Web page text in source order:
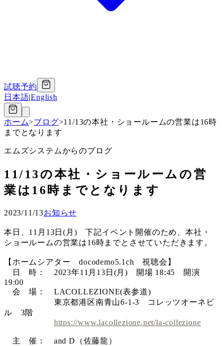
試聴予約
日本語|English
ホーム>ブログ>11/13の本社・ショールームの営業は16時
までとなります
エムズシステムからのブログ
11/13の本社・ショールームの営
業は16時までとなります
2023/11/13お知らせ
本日、11月13日(月) 下記イベント開催のため、本社・
ショールームの営業は16時までとさせていただきます。
【ホームシアター docodemo5.1ch 視聴会】
日 時： 2023年11月13日(月) 開場 18:45 開演
19:00
会 場： LACOLLEZIONE(表参道)
東京都港区南青山6-1-3 コレッツオーネビ
ル 3階
https://www.lacollezione.net/la-collezione
主 催： and D（佐藤龍）